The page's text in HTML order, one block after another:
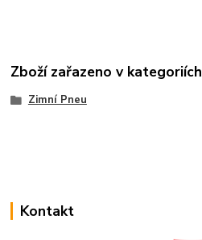
Zboží zařazeno v kategoriích
Zimní Pneu
Kontakt